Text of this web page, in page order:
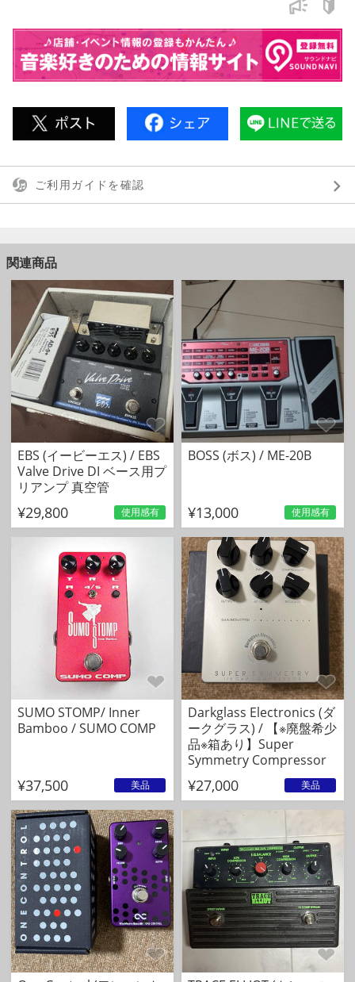
■DRIVE：オーバードライブ〜ディストーションまでゲイン調整
■WILDスイッチ：歪み前の低域をコントロールし、ワイルドなサ
ウンドに
右 ブースト
中央 カット
■AGGROスイッチ：サチュレーション回路の高域をコントロール
し、よりアグレッシブに
左 ブースト
■MID（1kHz）：中低域の存在感を調整
■HI（5kHz）：高域の明るさやスラップのアタックを調整
最終更新 : 2026/05/05
ご利用ガイドを確認
関連商品
EBS (イービーエス) / EBS
Valve Drive DI ベース用プ
リアンプ 真空管
¥29,800 使用感有
BOSS (ボス) / ME-20B
¥13,000 使用感有
SUMO STOMP/ Inner
Bamboo / SUMO COMP
¥37,500 美品
Darkglass Electronics (ダ
ークグラス) / 【※廃盤希少
品※箱あり】Super
Symmetry Compressor
¥27,000 美品